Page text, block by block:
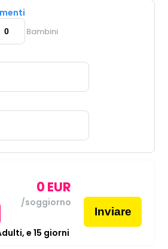
Bambini
0 EUR
/soggiorno
Inviare
e 15 giorni